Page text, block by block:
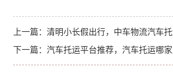
上一篇： 清明小长假出行，中车物流汽车托
下一篇： 汽车托运平台推荐，汽车托运哪家